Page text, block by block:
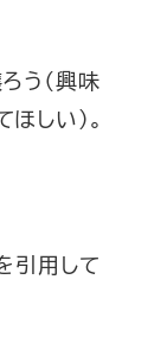
う（興味
しい）。
引用して